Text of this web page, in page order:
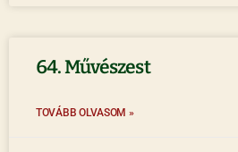
64. Művészest
TOVÁBB OLVASOM »